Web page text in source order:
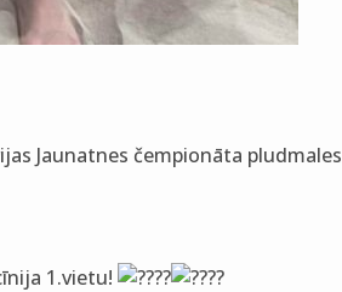
Jaunatnes čempionāta pludmales
1.vietu!